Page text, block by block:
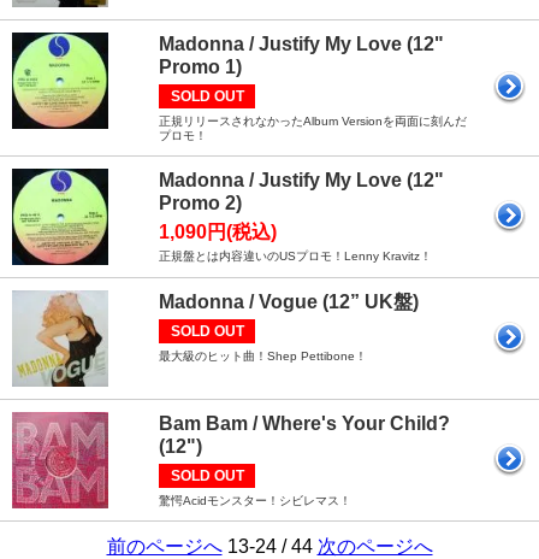
Madonna / Justify My Love (12"
Promo 1)
SOLD OUT
正規リリースされなかったAlbum Versionを両面に刻んだ
プロモ！
Madonna / Justify My Love (12"
Promo 2)
1,090円(税込)
正規盤とは内容違いのUSプロモ！Lenny Kravitz！
Madonna / Vogue (12” UK盤)
SOLD OUT
最大級のヒット曲！Shep Pettibone！
Bam Bam / Where's Your Child?
(12")
SOLD OUT
驚愕Acidモンスター！シビレマス！
前のページへ13-24 / 44 次のページへ